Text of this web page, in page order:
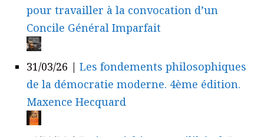
pour travailler à la convocation d’un
Concile Général Imparfait
31/03/26 | Les fondements philosophiques
de la démocratie moderne. 4ème édition.
Maxence Hecquard